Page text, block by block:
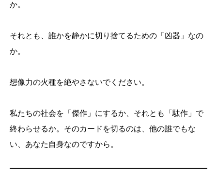
か。
それとも、誰かを静かに切り捨てるための「凶器」なの
か。
想像力の火種を絶やさないでください。
私たちの社会を「傑作」にするか、それとも「駄作」で
終わらせるか。そのカードを切るのは、他の誰でもな
い、あなた自身なのですから。